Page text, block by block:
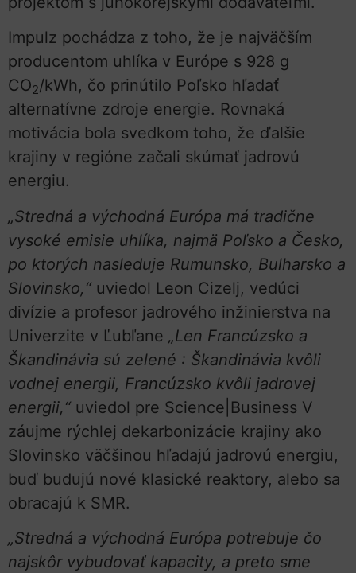
Impulz pochádza z toho, že je najväčším
producentom uhlíka v Európe s 928 g
CO2/kWh, čo prinútilo Poľsko hľadať
alternatívne zdroje energie. Rovnaká
motivácia bola svedkom toho, že ďalšie
krajiny v regióne začali skúmať jadrovú
energiu.
„Stredná a východná Európa má tradične
vysoké emisie uhlíka, najmä Poľsko a Česko,
po ktorých nasleduje Rumunsko, Bulharsko a
Slovinsko,“ uviedol Leon Cizelj, vedúci
divízie a profesor jadrového inžinierstva na
Univerzite v Ľubľane „Len Francúzsko a
Škandinávia sú zelené : Škandinávia kvôli
vodnej energii, Francúzsko kvôli jadrovej
energii,“ uviedol pre Science|Business V
záujme rýchlej dekarbonizácie krajiny ako
Slovinsko väčšinou hľadajú jadrovú energiu,
buď budujú nové klasické reaktory, alebo sa
obracajú k SMR.
„Stredná a východná Európa potrebuje čo
najskôr vybudovať kapacity, a preto sme